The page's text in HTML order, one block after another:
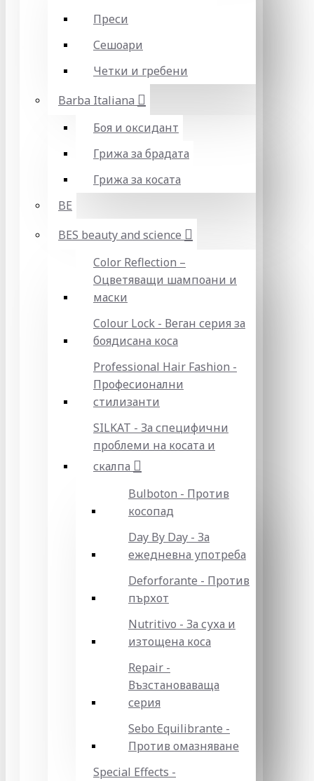
Преси
Сешоари
Четки и гребени
Barba Italiana
Боя и оксидант
Грижа за брадата
Грижа за косата
BE
BES beauty and science
Color Reflection –
Оцветяващи шампоани и
маски
Colour Lock - Веган серия за
боядисана коса
Professional Hair Fashion -
Професионални
стилизанти
SILKAT - За специфични
проблеми на косата и
скалпа
Bulboton - Против
косопад
Day By Day - За
ежедневна употреба
Deforforante - Против
пърхот
Nutritivo - За суха и
изтощена коса
Repair -
Възстановаваща
серия
Sebo Equilibrante -
Против омазняване
Special Effects -